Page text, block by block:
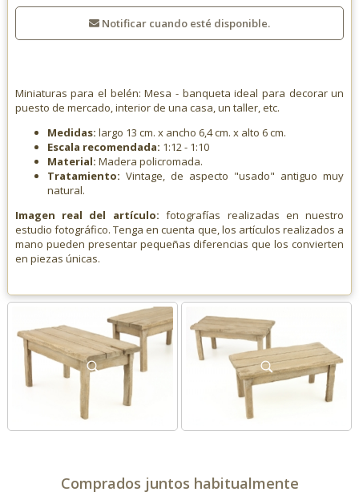
Notificar cuando esté disponible.
Miniaturas para el belén: Mesa - banqueta ideal para decorar un
puesto de mercado, interior de una casa, un taller, etc.
Medidas: largo 13 cm. x ancho 6,4 cm. x alto 6 cm.
Escala recomendada: 1:12 - 1:10
Material: Madera policromada.
Tratamiento: Vintage, de aspecto "usado" antiguo muy
natural.
Imagen real del artículo: fotografías realizadas en nuestro
estudio fotográfico. Tenga en cuenta que, los artículos realizados a
mano pueden presentar pequeñas diferencias que los convierten
en piezas únicas.
Comprados juntos habitualmente